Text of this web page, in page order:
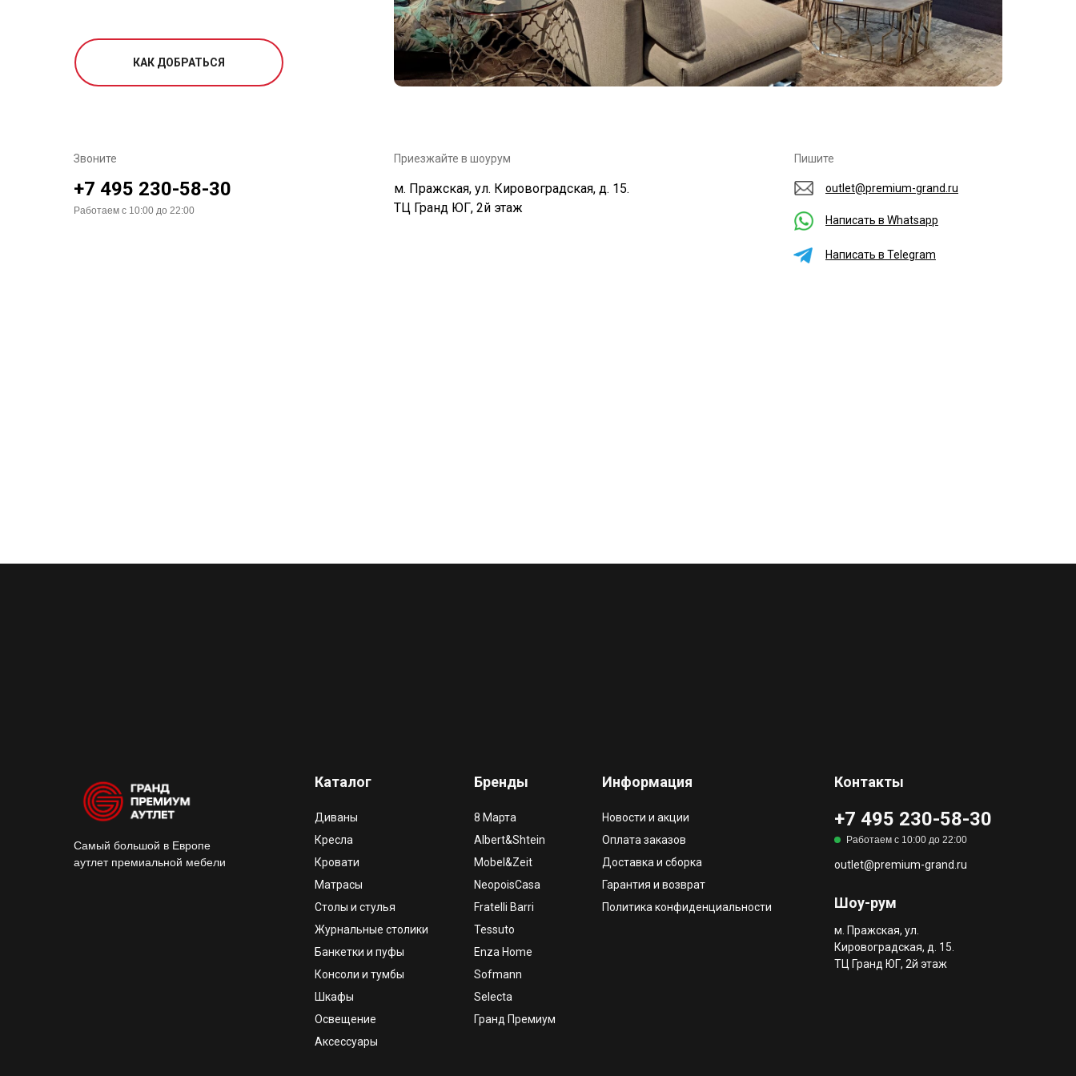
КАК ДОБРАТЬСЯ
outlet@premium-grand.ru
Написать в Whatsapp
Написать в Telegram
+7 495 230-58-30
Работаем с 10:00 до 22:00
м. Пражская, ул. Кировоградская, д. 15.
ТЦ Гранд ЮГ, 2й этаж
Звоните Приезжайте в шоурум Пишите
Работаем с 10:00 до 22:00
Кресла
Столы и стулья
Матрасы
Шкафы
Освещение
Диваны
Журнальные столики
Банкетки и пуфы
Аксессуары
Консоли и тумбы
Кровати
Самый большой в Европе
аутлет премиальной мебели
+7 495 230-58-30
Каталог Контакты
Шоу-рум
Информация
Бренды
outlet@premium-grand.ru
м. Пражская, ул.
Кировоградская, д. 15.
ТЦ Гранд ЮГ, 2й этаж
Оплата заказов
Доставка и сборка
Гарантия и возврат
Политика конфиденциальности
Mobel&Zeit
Tessuto
8 Марта
Fratelli Barri
Sofmann
Selecta
Enza Home
Albert&Shtein
NeopoisCasa
Новости и акции
Гранд Премиум